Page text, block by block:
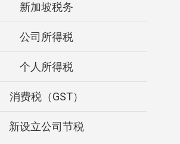
新加坡税务
公司所得税
个人所得税
消费税（GST）
新设立公司节税